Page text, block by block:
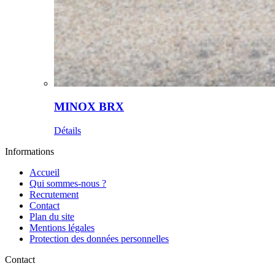
MINOX BRX
Détails
Informations
Accueil
Qui sommes-nous ?
Recrutement
Contact
Plan du site
Mentions légales
Protection des données personnelles
Contact